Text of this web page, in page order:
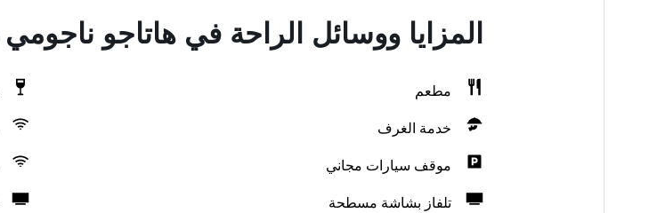
المزايا ووسائل الراحة في هاتاجو ناجومي
مطعم
خدمة الغرف
موقف سيارات مجاني
تلفاز بشاشة مسطحة